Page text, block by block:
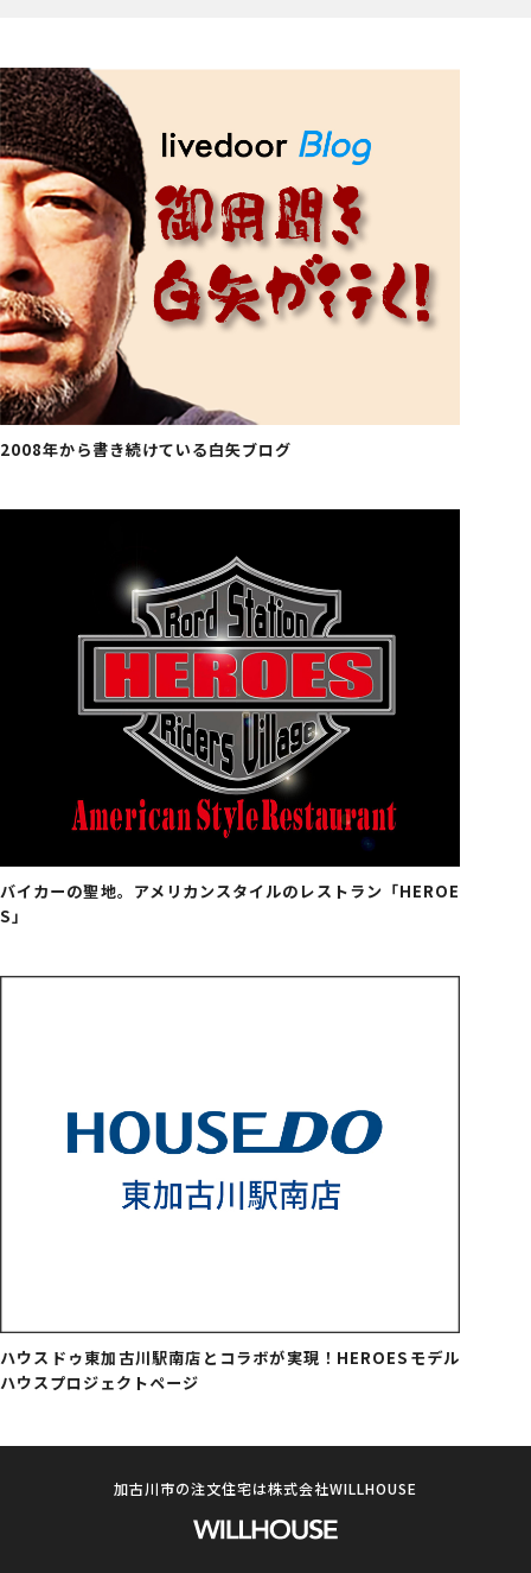
2008年から書き続けている白矢ブログ
バイカーの聖地。アメリカンスタイルのレストラン「HEROE
S」
ハウスドゥ東加古川駅南店とコラボが実現！HEROESモデル
ハウスプロジェクトページ
加古川市の注文住宅は株式会社WILLHOUSE